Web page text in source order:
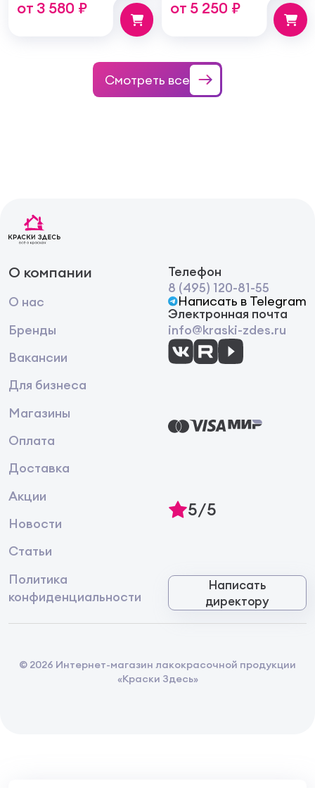
водной основе для
внутренних работ
от 3 580 ₽ от 5 250 ₽
Смотреть все
О компании
О нас
Бренды
Вакансии
Для бизнеса
Магазины
Оплата
Доставка
Акции
Новости
Статьи
Политика
конфиденциальности
Телефон
8 (495) 120-81-55
Написать в Telegram
Электронная почта
info@kraski-zdes.ru
5/5
Написать
директору
© 2026 Интернет-магазин лакокрасочной продукции
«Краски Здесь»